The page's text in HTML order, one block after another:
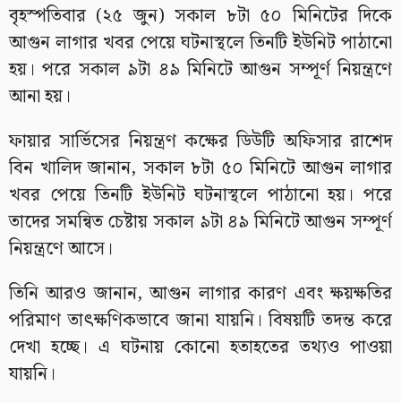
বৃহস্পতিবার (২৫ জুন) সকাল ৮টা ৫০ মিনিটের দিকে
আগুন লাগার খবর পেয়ে ঘটনাস্থলে তিনটি ইউনিট পাঠানো
হয়। পরে সকাল ৯টা ৪৯ মিনিটে আগুন সম্পূর্ণ নিয়ন্ত্রণে
আনা হয়।
ফায়ার সার্ভিসের নিয়ন্ত্রণ কক্ষের ডিউটি অফিসার রাশেদ
বিন খালিদ জানান, সকাল ৮টা ৫০ মিনিটে আগুন লাগার
খবর পেয়ে তিনটি ইউনিট ঘটনাস্থলে পাঠানো হয়। পরে
তাদের সমন্বিত চেষ্টায় সকাল ৯টা ৪৯ মিনিটে আগুন সম্পূর্ণ
নিয়ন্ত্রণে আসে।
তিনি আরও জানান, আগুন লাগার কারণ এবং ক্ষয়ক্ষতির
পরিমাণ তাৎক্ষণিকভাবে জানা যায়নি। বিষয়টি তদন্ত করে
দেখা হচ্ছে। এ ঘটনায় কোনো হতাহতের তথ্যও পাওয়া
যায়নি।